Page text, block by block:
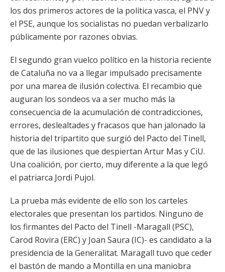
los dos primeros actores de la política vasca, el PNV y
el PSE, aunque los socialistas no puedan verbalizarlo
públicamente por razones obvias.
El segundo gran vuelco político en la historia reciente
de Cataluña no va a llegar impulsado precisamente
por una marea de ilusión colectiva. El recambio que
auguran los sondeos va a ser mucho más la
consecuencia de la acumulación de contradicciones,
errores, deslealtades y fracasos que han jalonado la
historia del tripartito que surgió del Pacto del Tinell,
que de las ilusiones que despiertan Artur Mas y CiU.
Una coalición, por cierto, muy diferente a la que legó
el patriarca Jordi Pujol.
La prueba más evidente de ello son los carteles
electorales que presentan los partidos. Ninguno de
los firmantes del Pacto del Tinell -Maragall (PSC),
Carod Rovira (ERC) y Joan Saura (IC)- es candidato a la
presidencia de la Generalitat. Maragall tuvo que ceder
el bastón de mando a Montilla en una maniobra